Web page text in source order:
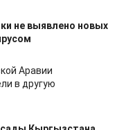
не выявлено новых
Аравии
в другую